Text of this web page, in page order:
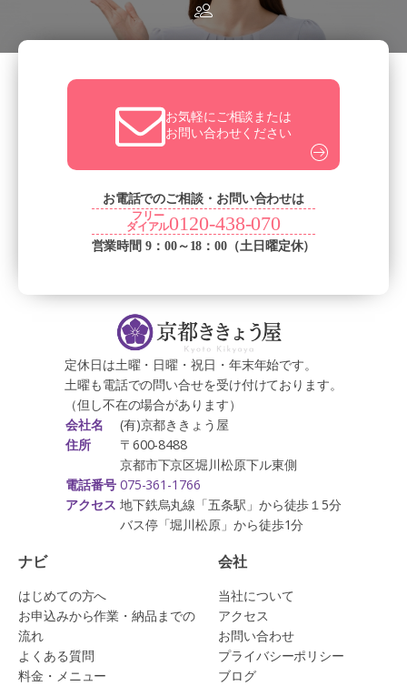
お気軽にご相談または
お問い合わせください
お電話でのご相談・お問い合わせは
フリー
ダイアル0120-438-070
営業時間 9：00～18：00（土日曜定休）
定休日は土曜・日曜・祝日・年末年始です。
土曜も電話での問い合せを受け付けております。
（但し不在の場合があります）
会社名 (有)京都ききょう屋
住所
〒600-8488
京都市下京区堀川松原下ル東側
電話番号 075-361-1766
アクセス 地下鉄烏丸線「五条駅」から徒歩１5分
バス停「堀川松原」から徒歩1分
ナビ
はじめての方へ
お申込みから作業・納品までの
流れ
よくある質問
料金・メニュー
会社
当社について
アクセス
お問い合わせ
プライバシーポリシー
ブログ